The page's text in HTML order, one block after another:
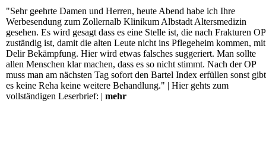
"Sehr geehrte Damen und Herren, heute Abend habe ich Ihre
Werbesendung zum Zollernalb Klinikum Albstadt Altersmedizin
gesehen. Es wird gesagt dass es eine Stelle ist, die nach Frakturen
zuständig ist, damit die alten Leute nicht ins Pflegeheim kommen, mit
Delir Bekämpfung. Hier wird etwas falsches suggeriert. Man sollte
allen Menschen klar machen, dass es so nicht stimmt. Nach der OP
muss man am nächsten Tag sofort den Bartel Index erfüllen sonst gibt
es keine Reha keine weitere Behandlung." | Hier gehts zum
vollständigen Leserbrief: | mehr